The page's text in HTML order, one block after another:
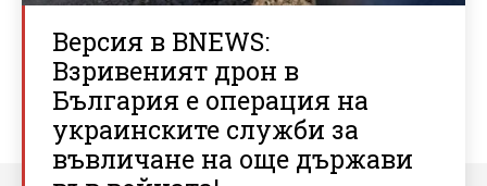
Версия в BNEWS:
Взривеният дрон в
България е операция на
украинските служби за
въвличане на още държави